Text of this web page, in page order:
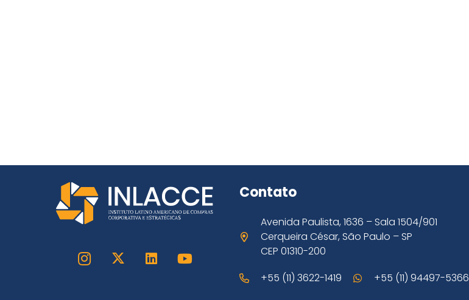
Contato
Avenida Paulista, 1636 – Sala 1504/901
Cerqueira César, São Paulo – SP
CEP 01310-200
+55 (11) 3622-1419
+55 (11) 94497-5366